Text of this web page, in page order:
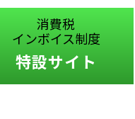
消費税
インボイス制度
特設サイト